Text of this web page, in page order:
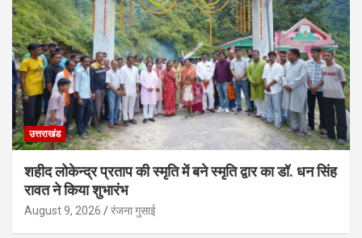
उत्तराखंड
शहीद लोकेन्द्र प्रताप की स्मृति में बने स्मृति द्वार का डॉ. धन सिंह
रावत ने किया शुभारंभ
August 9, 2026 रंजना गुसाई